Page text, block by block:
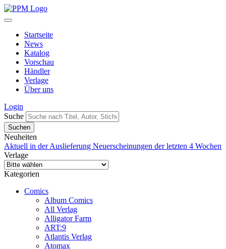
Startseite
News
Katalog
Vorschau
Händler
Verlage
Über uns
Login
Suche
Neuheiten
Aktuell in der Auslieferung Neuerscheinungen der letzten 4 Wochen
Verlage
Kategorien
Comics
Album Comics
All Verlag
Alligator Farm
ART:9
Atlantis Verlag
Atomax